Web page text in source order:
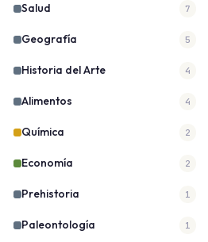
Salud 7
Geografía 5
Historia del Arte 4
Alimentos 4
Química 2
Economía 2
Prehistoria 1
Paleontología 1